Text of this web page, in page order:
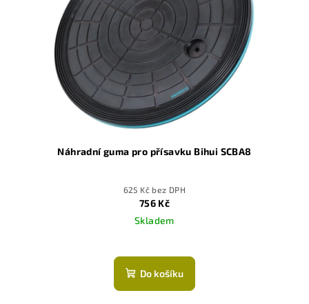
Náhradní guma pro přísavku Bihui SCBA8
625 Kč bez DPH
756 Kč
Skladem
Do košíku